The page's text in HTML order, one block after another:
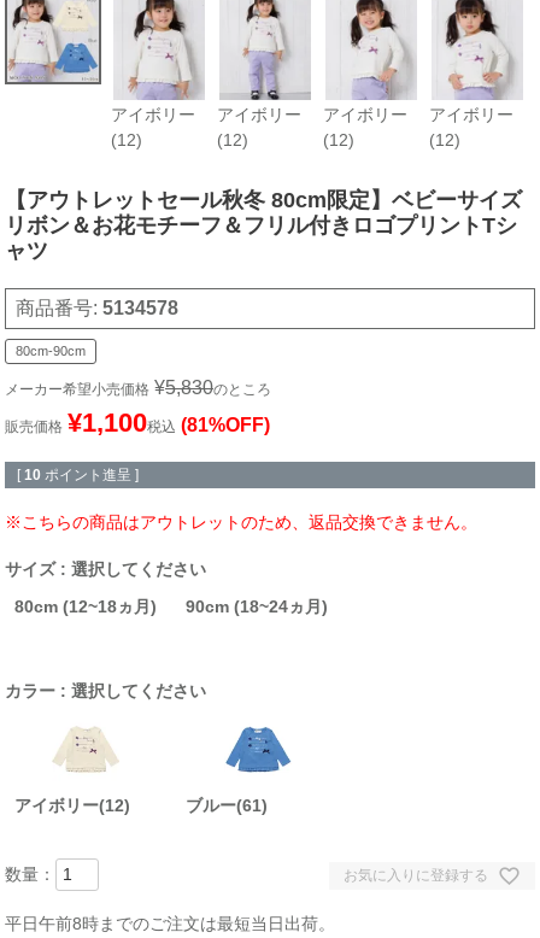
アイボリー
(12)
アイボリー
(12)
アイボリー
(12)
アイボリー
(12)
【アウトレットセール秋冬 80cm限定】ベビーサイズ
リボン＆お花モチーフ＆フリル付きロゴプリントTシ
ャツ
商品番号 5134578
80cm-90cm
メーカー希望小売価格 ¥5,830のところ
販売価格 ¥1,100税込 (81%OFF)
[ 10 ポイント進呈 ]
※こちらの商品はアウトレットのため、返品交換できません。
サイズ
選択してください
80cm (12~18ヵ月)
90cm (18~24ヵ月)
カラー 選択してください
アイボリー(12) ブルー(61)
お気に入りに登録する
平日午前8時までのご注文は最短当日出荷。